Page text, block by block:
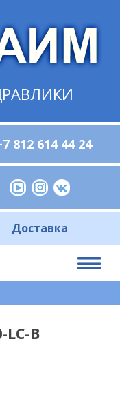
812 614 44 24
Доставка
LC-B